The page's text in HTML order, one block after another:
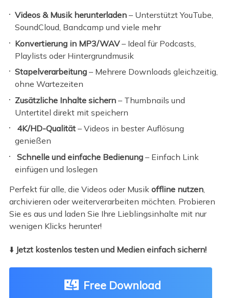
Videos & Musik herunterladen – Unterstützt YouTube,
SoundCloud, Bandcamp und viele mehr
Konvertierung in MP3/WAV– Ideal für Podcasts,
Playlists oder Hintergrundmusik
Stapelverarbeitung – Mehrere Downloads gleichzeitig,
ohne Wartezeiten
Zusätzliche Inhalte sichern – Thumbnails und
Untertitel direkt mit speichern
4K/HD-Qualität – Videos in bester Auflösung
genießen
Schnelle und einfache Bedienung – Einfach Link
einfügen und loslegen
Perfekt für alle, die Videos oder Musik offline nutzen,
archivieren oder weiterverarbeiten möchten. Probieren
Sie es aus und laden Sie Ihre Lieblingsinhalte mit nur
wenigen Klicks herunter!
⬇️ Jetzt kostenlos testen und Medien einfach sichern!
Free Download